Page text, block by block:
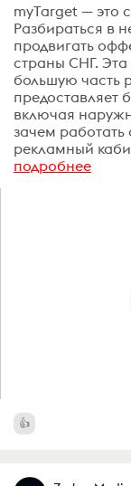
myTarget — это
Разбираться в
продвигать
страны СНГ.
большую часть
предоставляет
включая
зачем работать
рекламный
подробнее